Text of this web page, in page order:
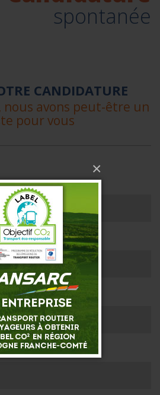
×
spontanée
CANDIDATURE
nous avons peut-être un
pour vous